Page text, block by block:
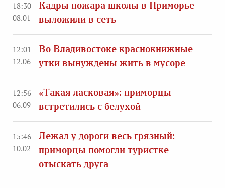
18:30
08.01
Кадры пожара школы в Приморье
выложили в сеть
12:01
12.06
Во Владивостоке краснокнижные
утки вынуждены жить в мусоре
12:56
06.09
«Такая ласковая»: приморцы
встретились с белухой
15:46
10.02
Лежал у дороги весь грязный:
приморцы помогли туристке
отыскать друга